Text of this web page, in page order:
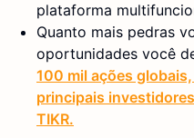
plataforma
Quanto mais pedras
oportunidades você
100 mil ações
principais
TIKR.